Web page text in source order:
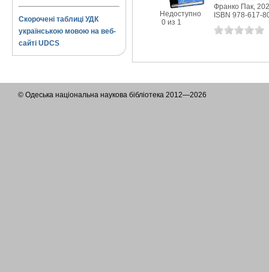
Скорочені таблиці УДК
українською мовою на веб-
сайті UDCS
Недоступно
0 из 1
Франко Пак,
ISBN 978-617-
© Одеська національна наукова бібліотека 2012—2026